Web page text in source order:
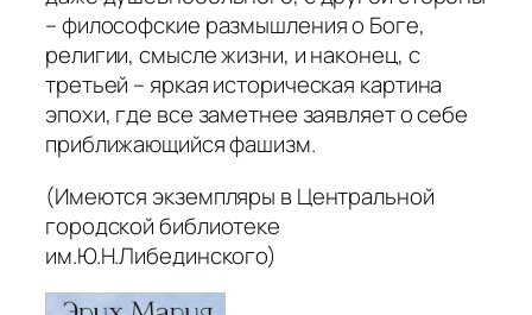
– философские размышления о Боге,
религии, смысле жизни, и наконец, с
третьей – яркая историческая картина
эпохи, где все заметнее заявляет о себе
приближающийся фашизм.
(Имеются экземпляры в Центральной
городской библиотеке
им.Ю.Н.Либединского)